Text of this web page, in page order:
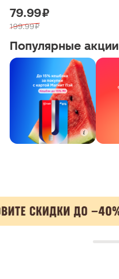
79.99 ₽
199.99 ₽
Популярные акции